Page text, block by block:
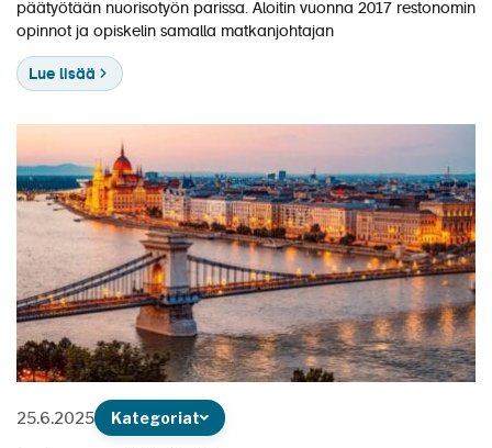
päätyötään nuorisotyön parissa. Aloitin vuonna 2017 restonomin
opinnot ja opiskelin samalla matkanjohtajan
Lue lisää
25.6.2025 Kategoriat